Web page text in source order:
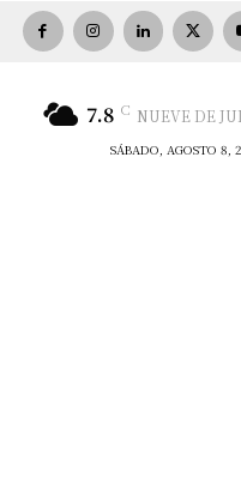
7.8 C NUEVE DE
SÁBADO, AGOSTO 8,